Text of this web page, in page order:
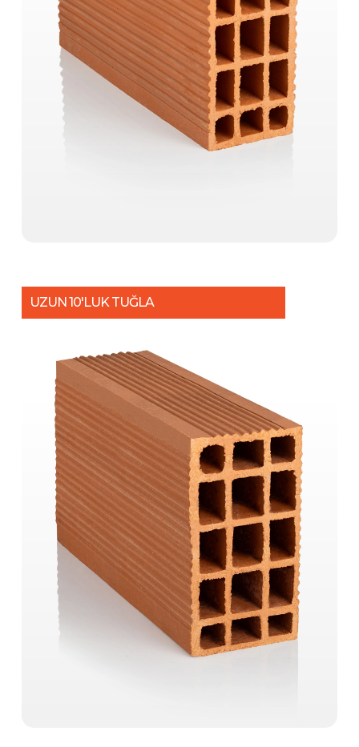
UZUN 10'LUK TUĞLA